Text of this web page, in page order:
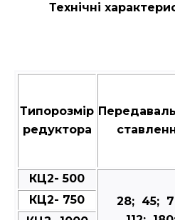
Технічні
Типорозмір
редуктора
КЦ2- 500
28; 45;
КЦ2- 750